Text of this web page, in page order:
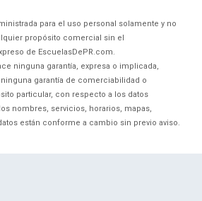
para el uso personal solamente y no
propósito comercial sin el
de EscuelasDePR.com.
ninguna garantía, expresa o implicada,
garantía de comerciabilidad o
particular, con respecto a los datos
nombres, servicios, horarios, mapas,
están conforme a cambio sin previo aviso.